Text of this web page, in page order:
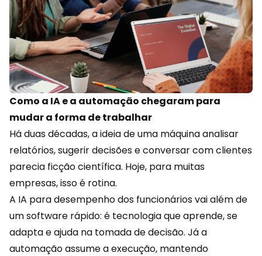
Como a IA e a automação chegaram para
mudar a forma de trabalhar
Há duas décadas, a ideia de uma máquina analisar
relatórios, sugerir decisões e conversar com clientes
parecia ficção científica. Hoje, para muitas
empresas, isso é rotina.
A IA para desempenho dos funcionáriosvai além de
um software rápido: é tecnologia que aprende, se
adapta e ajuda na tomada de decisão. Já a
automação assume a execução, mantendo